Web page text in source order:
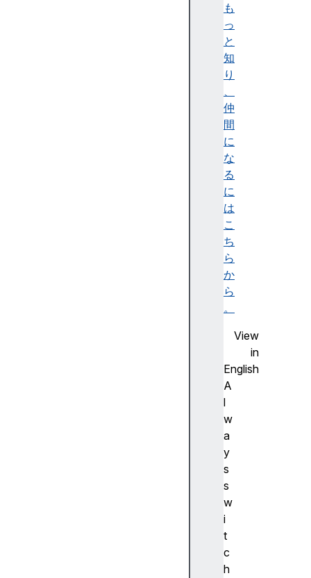
も
っ
と
知
り
、
仲
間
に
な
る
に
は
こ
ち
ら
か
ら
。
View
in
English
A
l
w
a
y
s
s
w
i
t
c
h